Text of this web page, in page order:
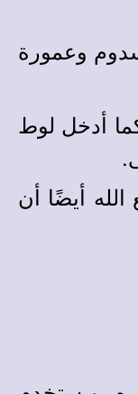
وعمورة
أدخل لوط
أيضًا أن